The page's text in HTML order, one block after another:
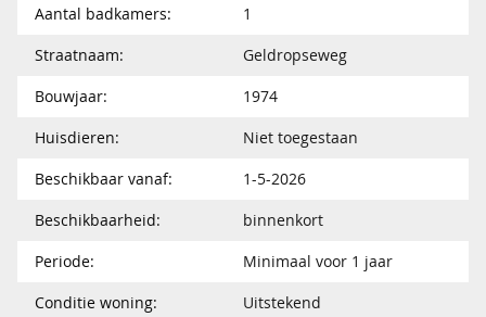
Aantal badkamers:
1
Straatnaam:
Geldropseweg
Bouwjaar:
1974
Huisdieren:
Niet toegestaan
Beschikbaar vanaf:
1-5-2026
Beschikbaarheid:
binnenkort
Periode:
Minimaal voor 1 jaar
Conditie woning:
Uitstekend